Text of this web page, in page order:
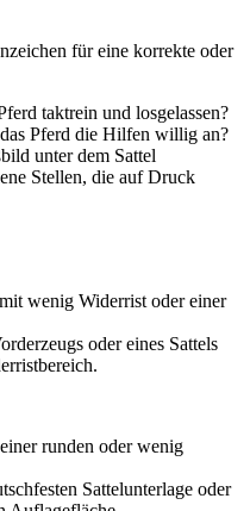
für eine korrekte oder
taktrein und losgelassen?
Pferd die Hilfen willig an?
unter dem Sattel
Stellen, die auf Druck
wenig Widerrist oder einer
oder eines Sattels
runden oder wenig
Sattelunterlage oder